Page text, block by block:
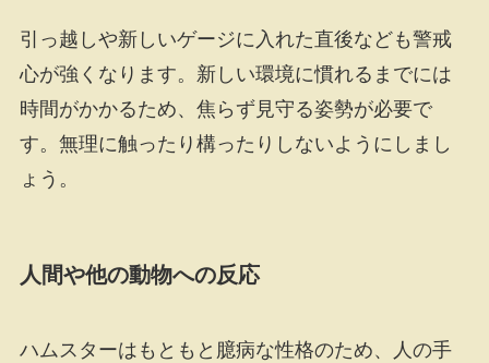
引っ越しや新しいゲージに入れた直後なども警戒
心が強くなります。新しい環境に慣れるまでには
時間がかかるため、焦らず見守る姿勢が必要で
す。無理に触ったり構ったりしないようにしまし
ょう。
人間や他の動物への反応
ハムスターはもともと臆病な性格のため、人の手